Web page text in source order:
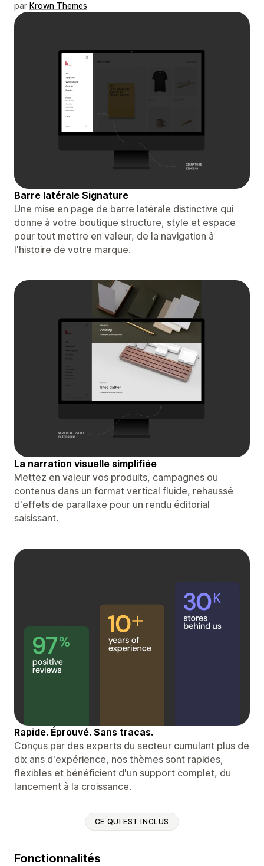
par Krown Themes
Barre latérale Signature
Une mise en page de barre latérale distinctive qui
donne à votre boutique structure, style et espace
pour tout mettre en valeur, de la navigation à
l'histoire de votre marque.
La narration visuelle simplifiée
Mettez en valeur vos produits, campagnes ou
contenus dans un format vertical fluide, rehaussé
d'effets de parallaxe pour un rendu éditorial
saisissant.
Rapide. Éprouvé. Sans tracas.
Conçus par des experts du secteur cumulant plus de
dix ans d'expérience, nos thèmes sont rapides,
flexibles et bénéficient d'un support complet, du
lancement à la croissance.
CE QUI EST INCLUS
Fonctionnalités